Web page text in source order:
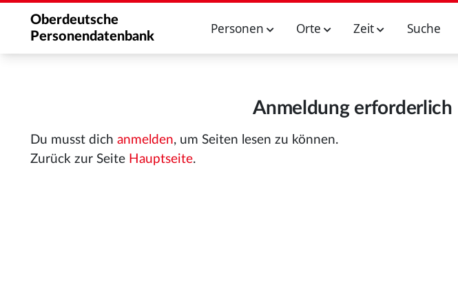
Oberdeutsche
Personendatenbank
Personen Orte Zeit Suche
Anmeldung erforderlich
Du musst dich anmelden, um Seiten lesen zu können.
Zurück zur Seite Hauptseite.